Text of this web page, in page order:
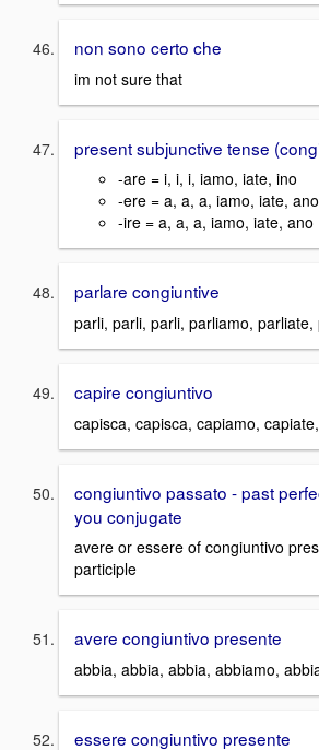
non sono certo che
im not sure that
present subjunctive tense
-are = i, i, i, iamo, iate, ino
-ere = a, a, a, iamo, iate, ano
-ire = a, a, a, iamo, iate, ano
parlare congiuntive
parli, parli, parli, parliamo, parliate,
capire congiuntivo
capisca, capisca, capiamo,
congiuntivo passato - past
you conjugate
avere or essere of congiuntivo
participle
avere congiuntivo presente
abbia, abbia, abbia, abbiamo,
essere congiuntivo presente